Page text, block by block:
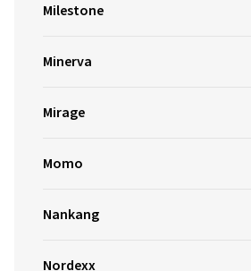
Milestone
Minerva
Mirage
Momo
Nankang
Nordexx